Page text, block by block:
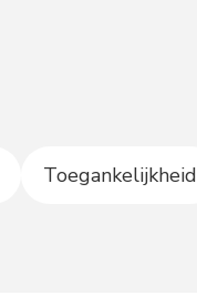
Toegankelijkheid